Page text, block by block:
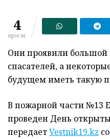
4
просм.
Они проявили большой
спасателей, а
будущем иметь такую
В пожарной части №13
проведен День
передаетVestnik19.kz